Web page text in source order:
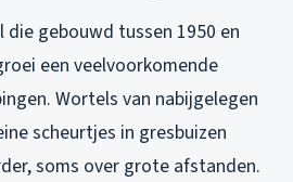
die gebouwd tussen 1950 en
een veelvoorkomende
Wortels van nabijgelegen
scheurtjes in gresbuizen
soms over grote afstanden.